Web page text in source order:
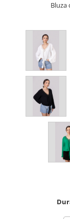
Bluza